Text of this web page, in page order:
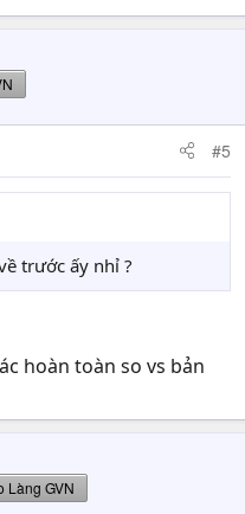
#5
trước ấy nhỉ ?
hoàn toàn so vs bản
Làng GVN